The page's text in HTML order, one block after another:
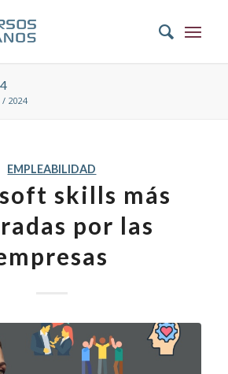
/ 2024
EMPLEABILIDAD
skills más
por las